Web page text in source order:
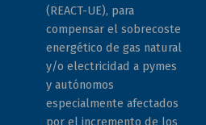
(REACT-UE), para
compensar el sobrecoste
energético de gas natural
y/o electricidad a pymes
y autónomos
especialmente afectados
por el incremento de los